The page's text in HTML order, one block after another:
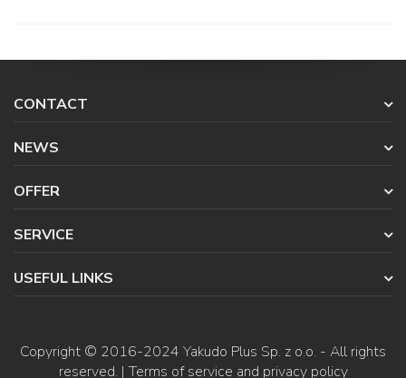
CONTACT
NEWS
OFFER
SERVICE
USEFUL LINKS
Copyright © 2016-2024 Yakudo Plus Sp. z o.o. - All rights
reserved. |Terms of service and privacy policy